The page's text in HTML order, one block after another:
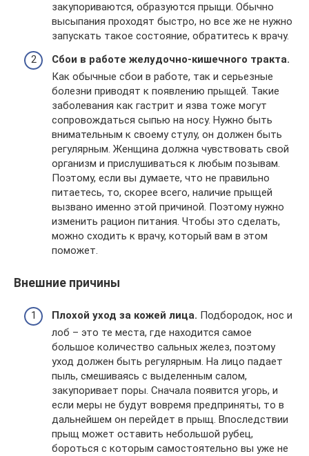
закупориваются, образуются прыщи. Обычно
высыпания проходят быстро, но все же не нужно
запускать такое состояние, обратитесь к врачу.
Сбои в работе желудочно-кишечного тракта.
Как обычные сбои в работе, так и серьезные
болезни приводят к появлению прыщей. Такие
заболевания как гастрит и язва тоже могут
сопровождаться сыпью на носу. Нужно быть
внимательным к своему стулу, он должен быть
регулярным. Женщина должна чувствовать свой
организм и прислушиваться к любым позывам.
Поэтому, если вы думаете, что не правильно
питаетесь, то, скорее всего, наличие прыщей
вызвано именно этой причиной. Поэтому нужно
изменить рацион питания. Чтобы это сделать,
можно сходить к врачу, который вам в этом
поможет.
Внешние причины
Плохой уход за кожей лица. Подбородок, нос и
лоб – это те места, где находится самое
большое количество сальных желез, поэтому
уход должен быть регулярным. На лицо падает
пыль, смешиваясь с выделенным салом,
закупоривает поры. Сначала появится угорь, и
если меры не будут вовремя предприняты, то в
дальнейшем он перейдет в прыщ. Впоследствии
прыщ может оставить небольшой рубец,
бороться с которым самостоятельно вы уже не